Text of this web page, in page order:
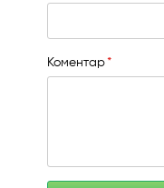
Коментар